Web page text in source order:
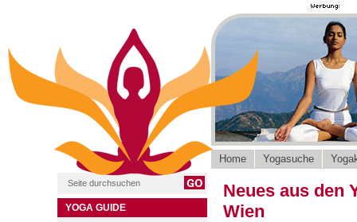
YOGA GUIDE
Home Yogasuche
Neues aus den
Wien